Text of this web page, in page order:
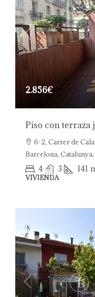
2.856€
Piso con
6-2, Carrer de
Barcelona,
4 3 141
VIVIENDA